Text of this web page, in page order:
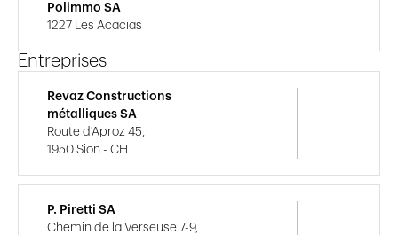
Polimmo SA
1227 Les Acacias
Entreprises
Revaz Constructions
métalliques SA
Route d'Aproz 45,
1950 Sion - CH
P. Piretti SA
Chemin de la Verseuse 7-9,